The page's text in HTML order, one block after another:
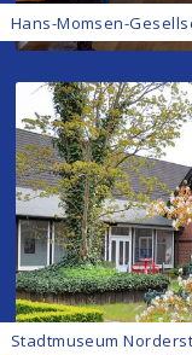
Hans-Momsen-
Stadtmuseum